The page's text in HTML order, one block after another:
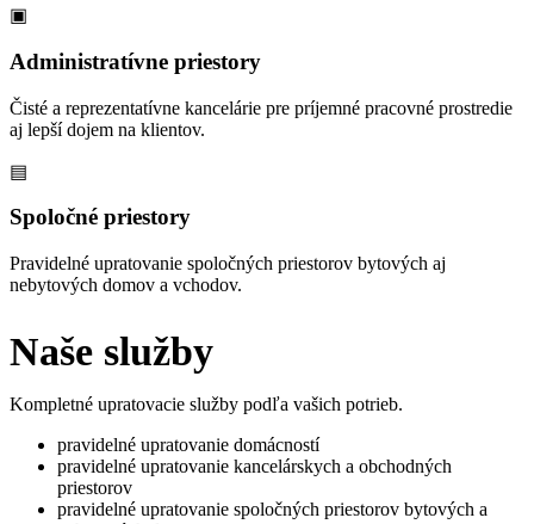
▣
Administratívne priestory
Čisté a reprezentatívne kancelárie pre príjemné pracovné prostredie
aj lepší dojem na klientov.
▤
Spoločné priestory
Pravidelné upratovanie spoločných priestorov bytových aj
nebytových domov a vchodov.
Naše služby
Kompletné upratovacie služby podľa vašich potrieb.
pravidelné upratovanie domácností
pravidelné upratovanie kancelárskych a obchodných
priestorov
pravidelné upratovanie spoločných priestorov bytových a